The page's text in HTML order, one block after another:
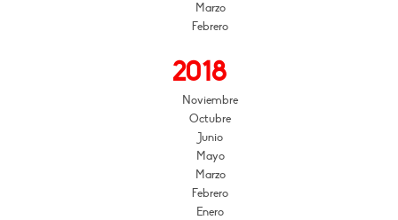
Marzo
Febrero
2018
Noviembre
Octubre
Junio
Mayo
Marzo
Febrero
Enero